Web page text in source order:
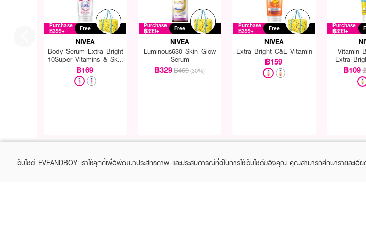
Purchase
฿399+ Free
NIVEA
Body Serum Extra Bright
10Super Vitamins & Skin
Foods Glow Perfection
฿169
Purchase
฿399+ Free
NIVEA
Luminous630 Skin Glow
Serum
฿329฿469 (30%)
Purchase
฿399+ Free
NIVEA
Extra Bright C&E Vitamin
฿159
Purchase
฿399+
Vitamin
Extra
฿109
RECENTLY
เว็บไซต์ EVEANDBOY เราใช้คุกกี้เพื่อพัฒนาประสิทธิภาพ และประสบการณ์ที่ดีในการใช้เว็บไซต์ของคุณ คุณสามารถศึกษารายละเอีย